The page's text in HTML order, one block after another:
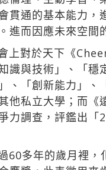
貫通的基本能力，
進而因應未來空間
上對於天下《
識與技術」、「穩
、「創新能力」
他私立大學；而《
力調查，評鑑出
60多年的歲月裡